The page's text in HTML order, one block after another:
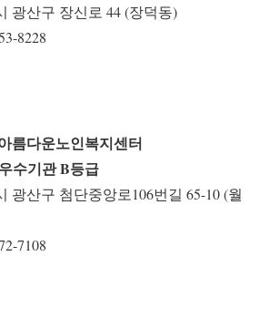
광산구 장신로 44 (장덕동)
8228
름다운노인복지센터
수기관 B등급
광산구 첨단중앙로106번길 65-10 (월
7108